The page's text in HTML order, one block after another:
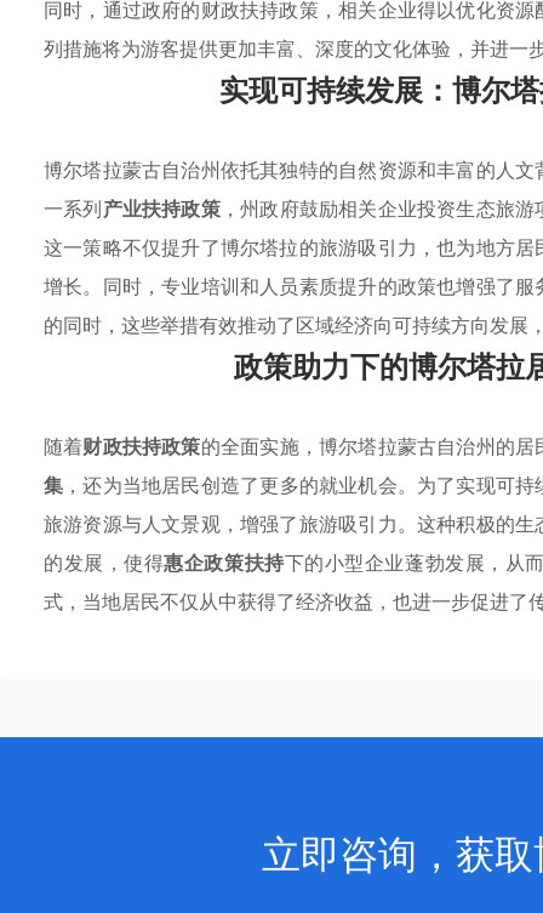
同时，通过政府的财政扶持政策，相关企业得以优化资
列措施将为游客提供更加丰富、深度的文化体验，并进一
实现可持续发展：博尔
博尔塔拉蒙古自治州依托其独特的自然资源和丰富的人文
一系列产业扶持政策，州政府鼓励相关企业投资生态旅
这一策略不仅提升了博尔塔拉的旅游吸引力，也为地方
增长。同时，专业培训和人员素质提升的政策也增强了
的同时，这些举措有效推动了区域经济向可持续方向发
政策助力下的博尔塔拉
随着财政扶持政策的全面实施，博尔塔拉蒙古自治州的
集 ，还为当地居民创造了更多的就业机会。为了实现可
旅游资源与人文景观，增强了旅游吸引力。这种积极的
的发展，使得惠企政策扶持下的小型企业蓬勃发展，从
式，当地居民不仅从中获得了经济收益，也进一步促进了
立即咨询，获